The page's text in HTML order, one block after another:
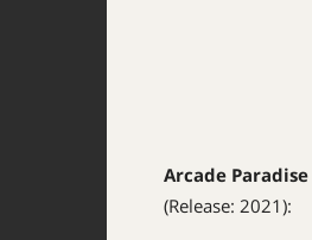
Arcade Paradise
(Release: 2021):